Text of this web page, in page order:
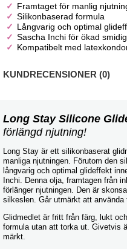
Framtaget för manlig
Silikonbaserad formula
Långvarig och optimal
Sascha Inchi för ökad
Kompatibelt med
KUNDRECENSIONER (0)
Long Stay Silicone
förlängd njutning!
Long Stay är ett silikonbaserat
manliga njutningen. Förutom den
långvarig och optimal glideffekt
Inchi. Denna olja, framtagen från
förlänger njutningen. Den är
silkeslen. Går utmärkt att
Glidmedlet är fritt från färg, lukt
formula utan att torka ut. Givetvis
märkt.